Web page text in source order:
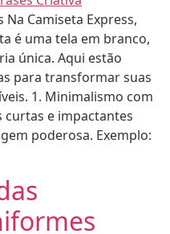
Na Camiseta Express,
é uma tela em branco,
única. Aqui estão
para transformar suas
1. Minimalismo com
curtas e impactantes
poderosa. Exemplo: